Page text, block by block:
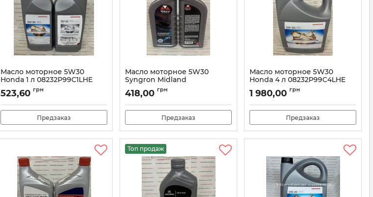
Масло моторное 5W30
Honda 1 л 08232P99C1LHE
Артикул: 08232P991LHE
523,60 грн
Предзаказ
Масло моторное 5W30
Syngron Midland
Артикул: Synqron5W30
418,00 грн
Предзаказ
Масло моторное 5W30
Honda 4 л 08232P99C4LHE
Артикул: 08232P99C4LHE
1 980,00 грн
Предзаказ
Топ продаж